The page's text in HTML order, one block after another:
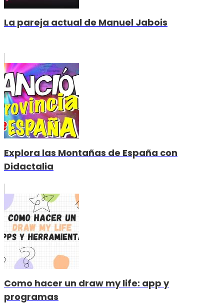
La pareja actual de Manuel Jabois
Explora las Montañas de España con
Didactalia
Como hacer un draw my life: app y
programas